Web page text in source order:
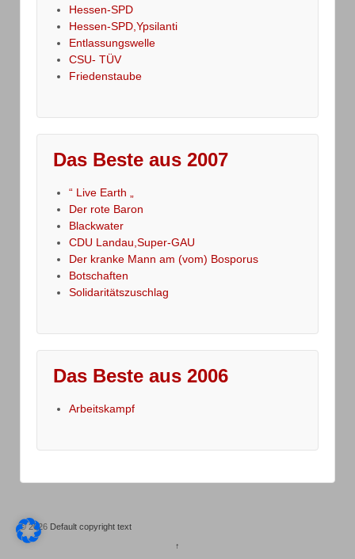
Hessen-SPD
Hessen-SPD,Ypsilanti
Entlassungswelle
CSU- TÜV
Friedenstaube
Das Beste aus 2007
“ Live Earth „
Der rote Baron
Blackwater
CDU Landau,Super-GAU
Der kranke Mann am (vom) Bosporus
Botschaften
Solidaritätszuschlag
Das Beste aus 2006
Arbeitskampf
© 2026 Default copyright text
↑